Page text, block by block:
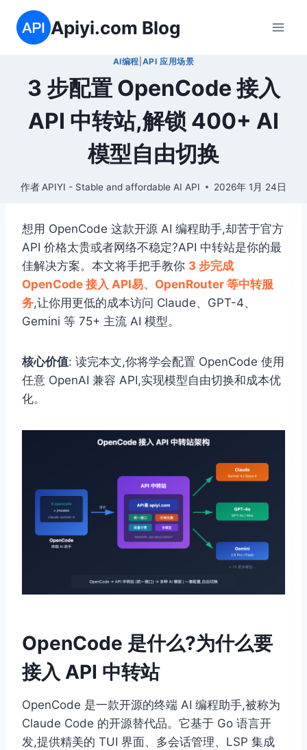
Apiyi.com Blog
AI编程 API 应用场景
3 步配置 OpenCode 接入
API 中转站,解锁 400+ AI
模型自由切换
作者 APIYI - Stable and affordable AI API 2026年 1月 24日
想用 OpenCode 这款开源 AI 编程助手,却苦于官方
API 价格太贵或者网络不稳定?API 中转站是你的最
佳解决方案。本文将手把手教你 3 步完成
OpenCode 接入 API易、OpenRouter 等中转服
务,让你用更低的成本访问 Claude、GPT-4、
Gemini 等 75+ 主流 AI 模型。
核心价值: 读完本文,你将学会配置 OpenCode 使用
任意 OpenAI 兼容 API,实现模型自由切换和成本优
化。
OpenCode 是什么?为什么要
接入 API 中转站
OpenCode 是一款开源的终端 AI 编程助手,被称为
Claude Code 的开源替代品。它基于 Go 语言开
发,提供精美的 TUI 界面、多会话管理、LSP 集成